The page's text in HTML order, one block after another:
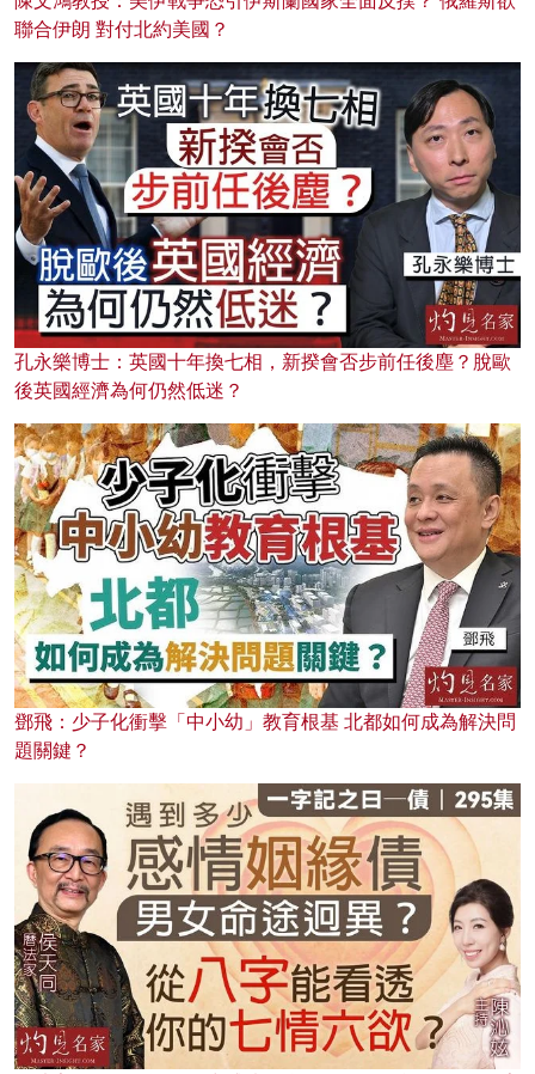
聯合伊朗 對付北約美國？
孔永樂博士：英國十年換七相，新揆會否步前任後塵？脫歐
後英國經濟為何仍然低迷？
鄧飛：少子化衝擊「中小幼」教育根基 北都如何成為解決問
題關鍵？